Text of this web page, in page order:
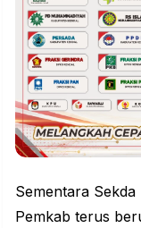
Sementara
Pemkab terus